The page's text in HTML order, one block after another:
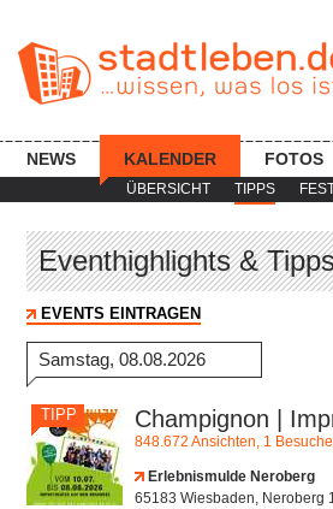
ÜBERSICHT TIPPS
NEWS KALENDER FOTOS
Eventhighlights &
EVENTS EINTRAGEN
Samstag, 08.08.2026
TIPP Champignon |
848.672 Ansichten, 1
Erlebnismulde Neroberg
65183 Wiesbaden, Neroberg